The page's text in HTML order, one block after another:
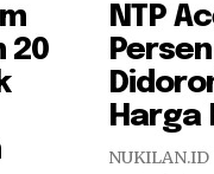
20
NTP
Harga